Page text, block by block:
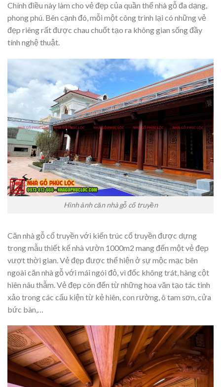
Chính điều này làm cho vẻ đẹp của quần thể nhà gỗ đa dạng,
phong phú. Bên cạnh đó, mỗi một công trình lại có những vẻ
đẹp riêng rất được chau chuốt tạo ra không gian sống đầy
tính nghệ thuật.
Hình ảnh căn nhà gỗ cổ truyền
Căn nhà gỗ cổ truyền với kiến trúc cổ truyền được dựng
trong mẫu thiết kế nhà vườn 1000m2 mang đến một vẻ đẹp
vượt thời gian. Vẻ đẹp được thể hiện ở sự mộc mạc bên
ngoài căn nhà gỗ với mái ngói đỏ, vì đốc không trát, hàng cột
hiên nâu thẫm. Vẻ đẹp còn đến từ những hoa văn tạo tác tinh
xảo trong các cấu kiện từ kẻ hiên, con rường, ô tam sơn, cửa
bức bàn,…